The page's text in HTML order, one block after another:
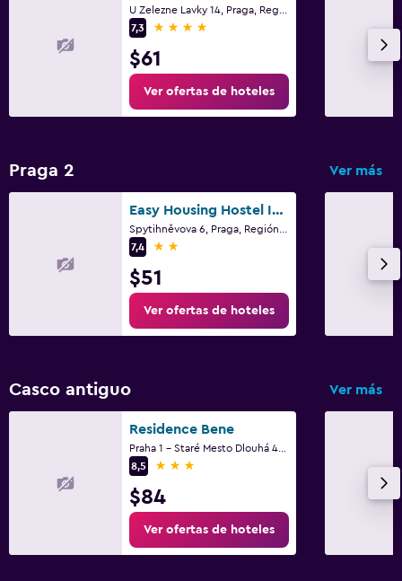
7,3
4 estrellas
$61
Ver ofertas de hoteles
Praga 2 Ver más
Easy Housing Hostel In Prague
7,4
2 estrellas
$51
Ver ofertas de hoteles
Casco antiguo Ver más
Residence Bene
8,5
3 estrellas
$84
Ver ofertas de hoteles